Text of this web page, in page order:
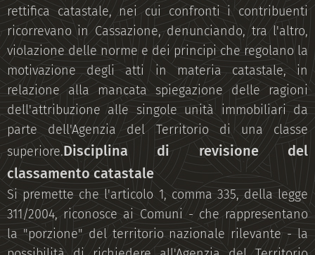
rettifica catastale, nei cui confronti i contribuenti
ricorrevano in Cassazione, denunciando, tra l'altro,
violazione delle norme e dei principi che regolano la
motivazione degli atti in materia catastale, in
relazione alla mancata spiegazione delle ragioni
dell'attribuzione alle singole unità immobiliari da
parte dell'Agenzia del Territorio di una classe
superiore.Disciplina di revisione del
classamento catastale
Si premette che l'articolo 1, comma 335, della legge
311/2004, riconosce ai Comuni - che rappresentano
la "porzione" del territorio nazionale rilevante - la